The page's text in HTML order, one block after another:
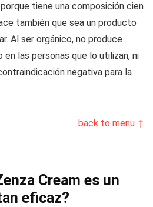
tiene una composición cien
también que sea un producto
Al ser orgánico, no produce
las personas que lo utilizan, ni
negativa para la
back to menu ↑
Cream es un
eficaz?